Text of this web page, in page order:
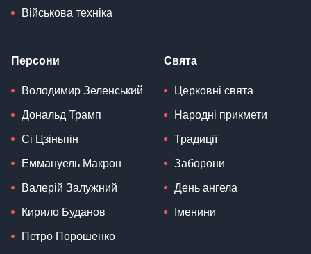
Військова техніка
Персони
Володимир Зеленський
Дональд Трамп
Сі Цзіньпін
Еммануель Макрон
Валерій Залужний
Кирило Буданов
Петро Порошенко
Свята
Церковні свята
Народні прикмети
Традиції
Заборони
День ангела
Іменини